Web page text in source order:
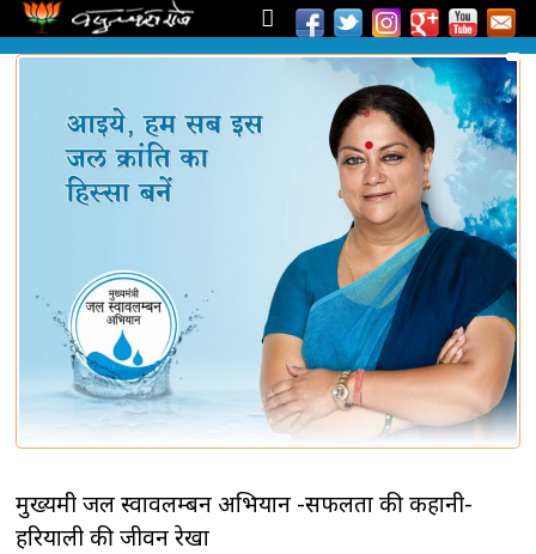
मुख्यमंत्री जल स्वावलम्बन अभियान -सफलता की कहानी-
हरियाली की जीवन रेखा